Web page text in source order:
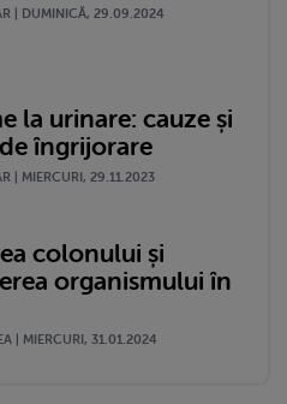
| DUMINICĂ, 29.09.2024
la urinare: cauze și
îngrijorare
| MIERCURI, 29.11.2023
colonului și
organismului în
| MIERCURI, 31.01.2024